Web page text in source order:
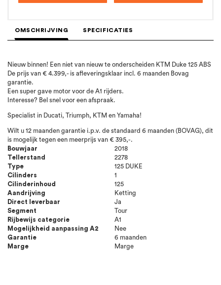
OMSCHRIJVING SPECIFICATIES
Nieuw binnen! Een niet van nieuw te onderscheiden KTM Duke 125 ABS
De prijs van € 4.399,- is afleveringsklaar incl. 6 maanden Bovag
garantie.
Een super gave motor voor de A1 rijders.
Interesse? Bel snel voor een afspraak.
Specialist in Ducati, Triumph, KTM en Yamaha!
Wilt u 12 maanden garantie i.p.v. de standaard 6 maanden (BOVAG), dit
is mogelijk tegen een meerprijs van € 395,-.
Bouwjaar
2018
Tellerstand
2278
Type
125 DUKE
Cilinders
1
Cilinderinhoud
125
Aandrijving
Ketting
Direct leverbaar
Ja
Segment
Tour
Rijbewijs categorie
A1
Mogelijkheid aanpassing A2
Nee
Garantie
6 maanden
Marge
Marge